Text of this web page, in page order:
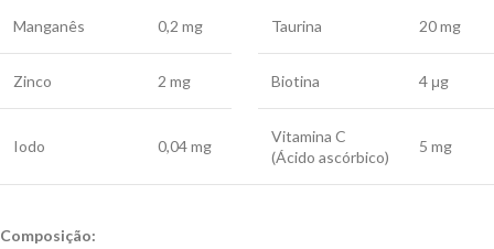
Manganês 0,2 mg Taurina 20 mg
Zinco 2 mg Biotina 4 μg
Iodo 0,04 mg
Vitamina C
(Ácido ascórbico)
5 mg
Composição: